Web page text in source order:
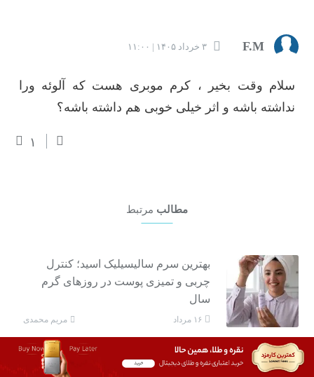
F.M ۳ خرداد ۱۴۰۵ | ۱۱:۰۰
سلام وقت بخیر ، کرم موبری هست که آلوئه ورا
نداشته باشه و اثر خیلی خوبی هم داشته باشه؟
۱
مطالب مرتبط
بهترین سرم سالیسیلیک اسید؛ کنترل
چربی و تمیزی پوست در روزهای گرم
سال
۱۶ مرداد مریم محمدی
بهترین کرم ضد آفتاب های اقتصادی؛